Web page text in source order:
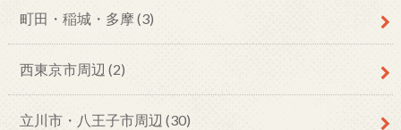
町田・稲城・多摩(3)
西東京市周辺 (2)
立川市・八王子市周辺 (30)